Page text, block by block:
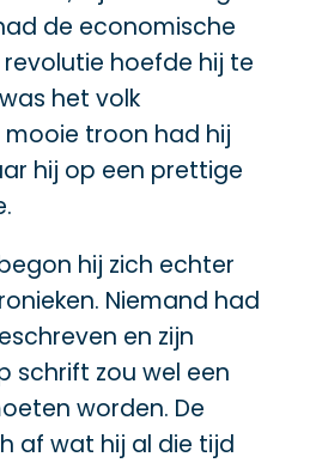
de economische
hoefde hij te
het volk
mooie troon had hij
hij op een prettige
hij zich echter
Niemand had
en zijn
schrift zou wel een
worden. De
af wat hij al die tijd